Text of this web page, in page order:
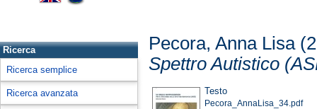
Ricerca
Ricerca semplice
Ricerca avanzata
Pecora, Anna Lisa
Spettro Autistico
Testo
Pecora_AnnaLisa_34.pdf